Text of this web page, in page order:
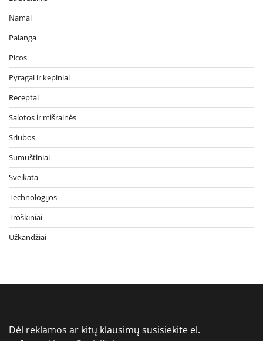
Namai
Palanga
Picos
Pyragai ir kepiniai
Receptai
Salotos ir mišrainės
Sriubos
Sumuštiniai
Sveikata
Technologijos
Troškiniai
Užkandžiai
Dėl reklamos ar kitų klausimų susisiekite el.